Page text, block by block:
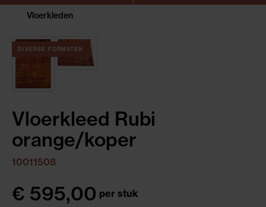
Vloerkleden
DIVERSE FORMATEN
Vloerkleed Rubi
orange/koper
10011508
€ 595,00 per stuk